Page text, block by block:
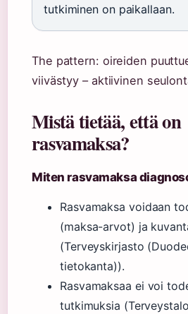
tutkiminen on paikallaan.
The pattern: oireiden
viivästyy – aktiivinen
Mistä tietää, että on
rasvamaksa?
Miten rasvamaksa
Rasvamaksa voidaan
(maksa-arvot) ja
(Terveyskirjasto
tietokanta)).
Rasvamaksaa ei voi
tutkimuksia (Terveystalo